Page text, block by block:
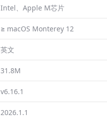
Intel、Apple M芯片
≥ macOS Monterey 12
英文
31.8M
v6.16.1
2026.1.1